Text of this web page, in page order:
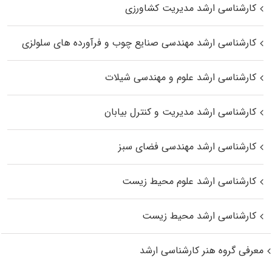
کارشناسی ارشد مدیریت کشاورزی
کارشناسی ارشد مهندسی صنایع چوب و فرآورده‌ های سلولزی
کارشناسی ارشد علوم و مهندسی شیلات
کارشناسی ارشد مدیریت و کنترل بیابان
کارشناسی ارشد مهندسی فضای سبز
کارشناسی ارشد علوم محیط‌ زیست
کارشناسی ارشد محیط زیست
معرفی گروه هنر کارشناسی ارشد